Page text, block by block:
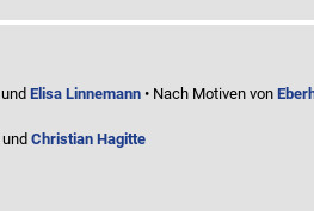
undElisa Linnemann • Nach Motiven von
undChristian Hagitte